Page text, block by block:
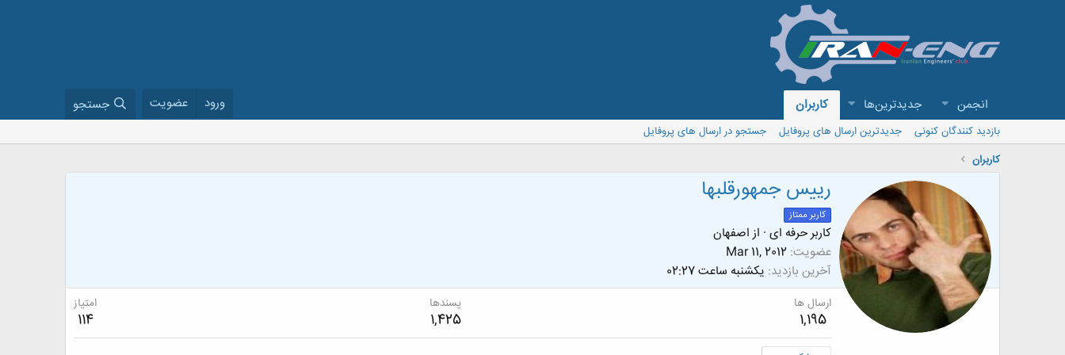
انجمن جدیدترین‌ها کاربران ورود عضویت جستجو
بازدید کنندگان کنونی جدیدترین ارسال های پروفایل
جستجو در ارسال های پروفایل
کاربران
رییس جمهورقلبها
کاربر ممتاز
کاربر حرفه ای · از اصفهان
عضویت Mar 11, 2012
آخرین بازدید یکشنبه ساعت 02:27
ارسال ها
1,195
پسندها
1,425
امتیاز
114